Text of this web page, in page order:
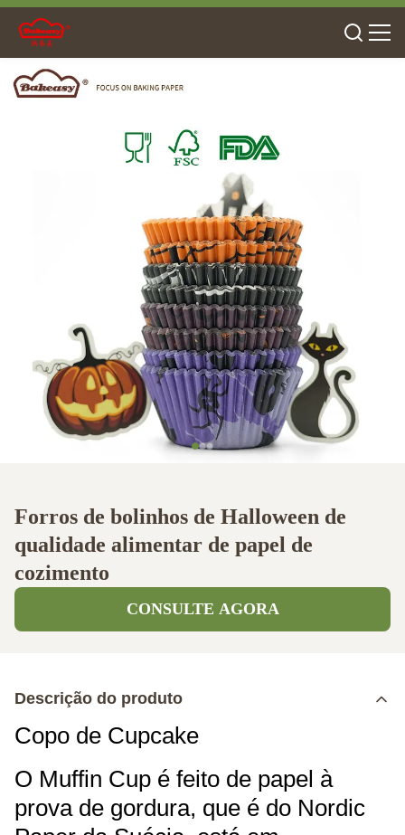
Forros de bolinhos de Halloween de
qualidade alimentar de papel de
cozimento
CONSULTE AGORA
Descrição do produto
Copo de Cupcake
O Muffin Cup é feito de papel à
prova de gordura, que é do Nordic